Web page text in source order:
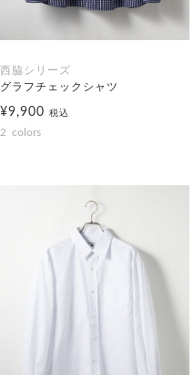
西脇シリーズ
グラフチェックシャツ
¥9,900 税込
2 colors